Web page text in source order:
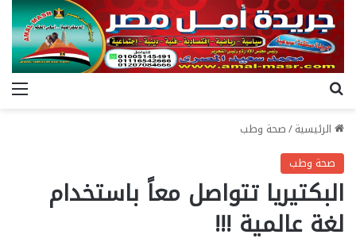
الرئيسية/صحة وطب
صحة وطب
البكتيريا تتواصل معاً باستخدام
لغة عالمية !!!